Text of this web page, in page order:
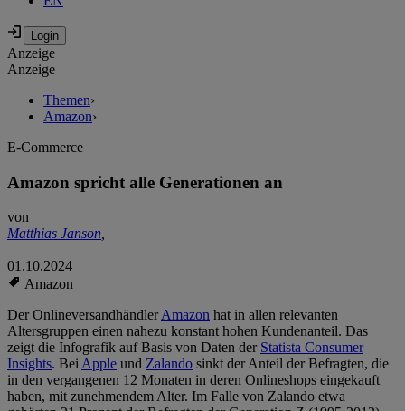
Anzeige
Anzeige
Themen›
Amazon›
E-Commerce
Amazon spricht alle Generationen an
von
Matthias Janson,
01.10.2024
Amazon
Der OnlineversandhändlerAmazon hat in allen relevanten
Altersgruppen einen nahezu konstant hohen Kundenanteil. Das
zeigt die Infografik auf Basis von Daten der Statista Consumer
Insights. BeiApple und Zalando sinkt der Anteil der Befragten, die
in den vergangenen 12 Monaten in deren Onlineshops eingekauft
haben, mit zunehmendem Alter. Im Falle von Zalando etwa